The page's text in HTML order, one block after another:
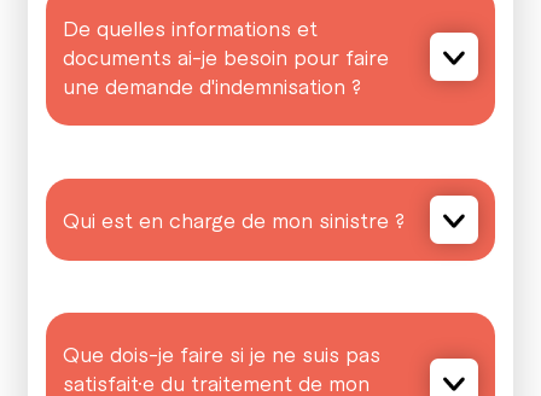
De quelles informations et
documents ai-je besoin pour faire
une demande d'indemnisation ?
Qui est en charge de mon sinistre ?
Que dois-je faire si je ne suis pas
satisfait·e du traitement de mon